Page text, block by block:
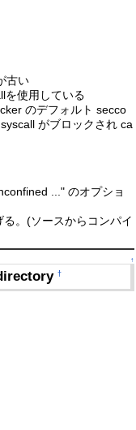
古い
を使用している
のデフォルト secco
がブロックされ ca
..." のオプショ
。(ソースからコンパイ
↑
†